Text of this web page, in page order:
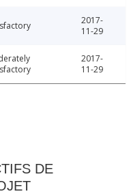
2017-
11-29
2017-
11-29
DE